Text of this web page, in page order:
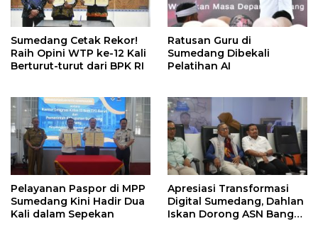
Sumedang Cetak Rekor!
Raih Opini WTP ke-12 Kali
Berturut-turut dari BPK RI
Ratusan Guru di
Sumedang Dibekali
Pelatihan AI
Pelayanan Paspor di MPP
Sumedang Kini Hadir Dua
Kali dalam Sepekan
Apresiasi Transformasi
Digital Sumedang, Dahlan
Iskan Dorong ASN Bangun